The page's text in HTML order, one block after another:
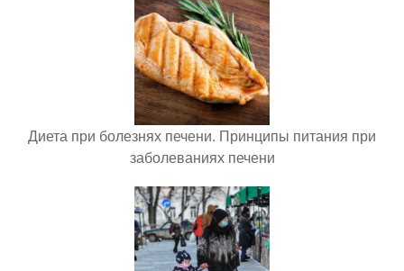
Диета при болезнях печени. Принципы питания при
заболеваниях печени